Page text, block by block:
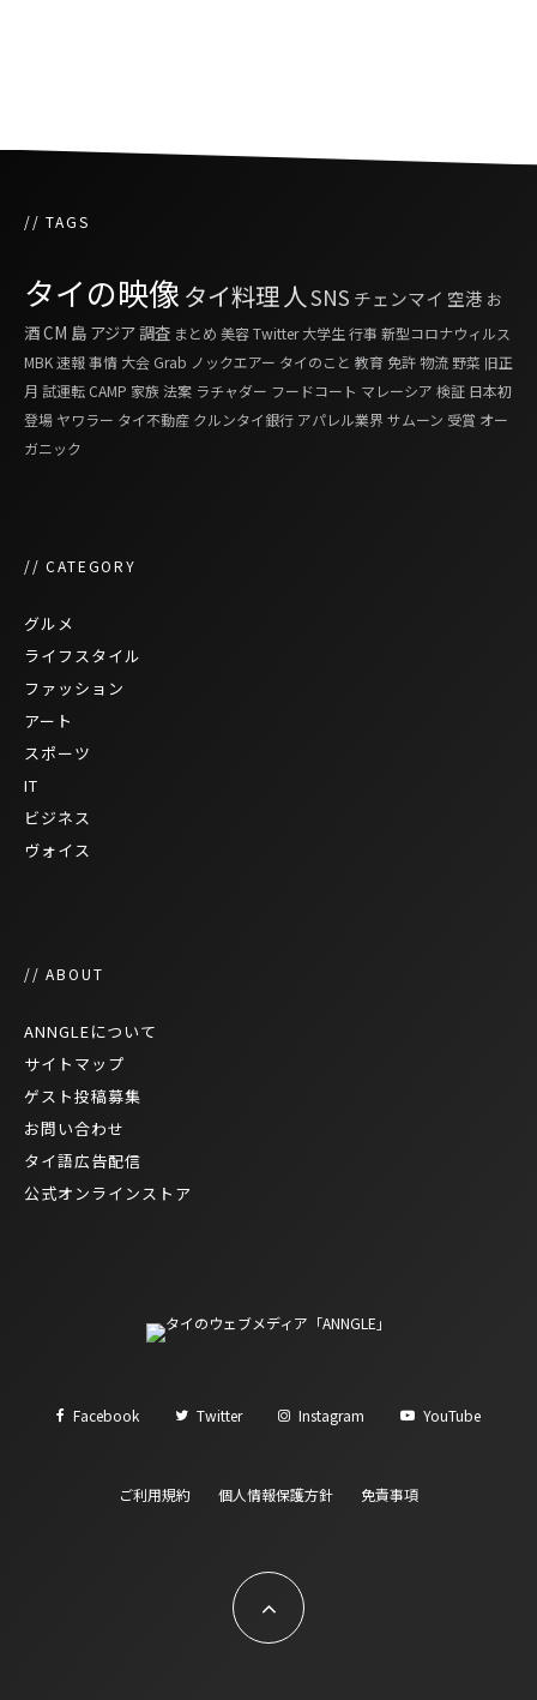
// TAGS
タイの映像 タイ料理人SNS チェンマイ 空港 お
酒CM 島 アジア調査 まとめ 美容Twitter 大学生行事 新型コロナウィルス
MBK速報事情 大会 Grab ノックエアー タイのこと 教育 免許 物流 野菜 旧正
月 試運転 CAMP 家族法案 ラチャダー フードコート マレーシア 検証 日本初
登場 ヤワラー タイ不動産 クルンタイ銀行 アパレル業界 サムーン 受賞 オー
ガニック
// CATEGORY
グルメ
ライフスタイル
ファッション
アート
スポーツ
IT
ビジネス
ヴォイス
// ABOUT
ANNGLEについて
サイトマップ
ゲスト投稿募集
お問い合わせ
タイ語広告配信
公式オンラインストア
Facebook Twitter Instagram YouTube
ご利用規約 個人情報保護方針 免責事項